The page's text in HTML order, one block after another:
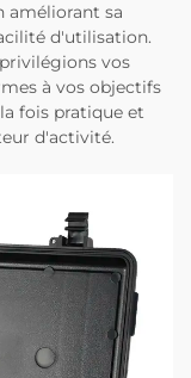
améliorant sa
d'utilisation.
vos
à vos objectifs
fois pratique et
d'activité.